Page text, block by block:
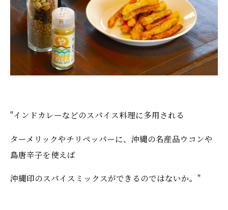
"インドカレーなどのスパイス料理に多用される
ターメリックやチリペッパーに、沖縄の名産品ウコンや
島唐辛子を使えば
沖縄印のスパイスミックスができるのではないか。"